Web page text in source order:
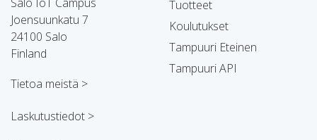
Joensuunkatu 7
24100 Salo
Finland
Tietoa meistä >
Laskutustiedot >
Tuotteet
Koulutukset
Tampuuri Eteinen
Tampuuri API